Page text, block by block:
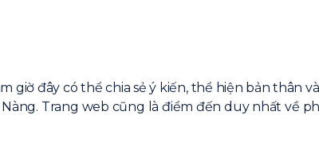
giờ đây có thể chia sẻ ý kiến, thể hiện bản thân
Nàng. Trang web cũng là điểm đến duy nhất về